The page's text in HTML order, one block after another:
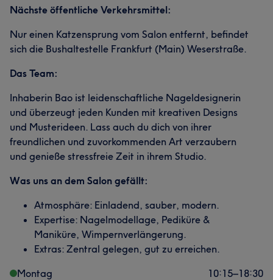
Nächste öffentliche Verkehrsmittel:
Nur einen Katzensprung vom Salon entfernt, befindet
sich die Bushaltestelle Frankfurt (Main) Weserstraße.
Das Team:
Inhaberin Bao ist leidenschaftliche Nageldesignerin
und überzeugt jeden Kunden mit kreativen Designs
und Musterideen. Lass auch du dich von ihrer
freundlichen und zuvorkommenden Art verzaubern
und genieße stressfreie Zeit in ihrem Studio.
Was uns an dem Salon gefällt:
Atmosphäre: Einladend, sauber, modern.
Expertise: Nagelmodellage, Pediküre &
Maniküre, Wimpernverlängerung.
Extras: Zentral gelegen, gut zu erreichen.
Montag
10:15–18:30